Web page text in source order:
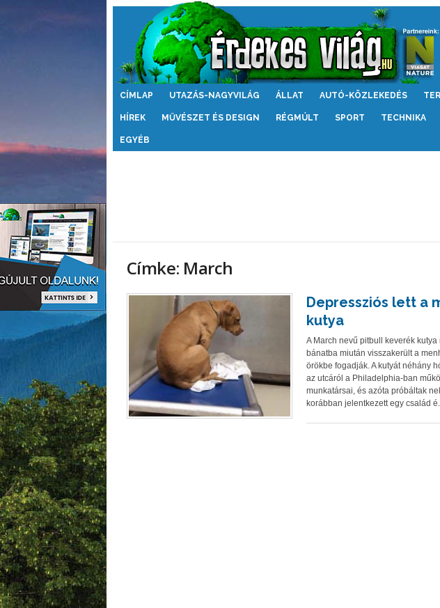
Érdekes
CÍMLAP UTAZÁS-NAGYVILÁG ÁLLAT AUTÓ-KÖZLEKEDÉS
HÍREK MŰVÉSZET ÉS DESIGN RÉGMÚLT SPORT TECHNIKA
EGYÉB
Címke: March
Depressziós lett a
kutya
A March nevű pitbull keverék
bánatba miután visszakerült a
örökbe fogadják. A kutyát néhány
az utcáról a Philadelphia-ban
munkatársai, és azóta próbáltak
korábban jelentkezett egy család